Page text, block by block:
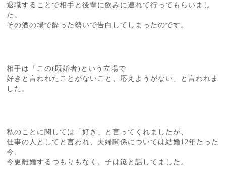
退職することで相手と後輩に飲みに連れて行ってもらいまし
た。
その酒の場で酔った勢いで告白してしまったのです。
相手は「この(既婚者)という立場で
好きと言われたことがないこと、応えようがない」と言われま
した。
私のことに関しては「好き」と言ってくれましたが、
仕事の人としてと言われ、夫婦関係については結婚12年たった
今、
今更離婚するつもりもなく、子は鎹と話してました。